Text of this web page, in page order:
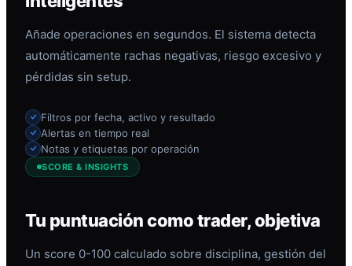
Añade operaciones en segundos. El sistema detecta
automáticamente rachas negativas, riesgo excesivo y
pérdidas sin setup.
Filtros por fecha, activo y resultado
Alertas en tiempo real
Notas y etiquetas por operación
SCORE & INSIGHTS
Tu puntuación como trader, objetiva
Un score 0-100 calculado sobre disciplina, gestión del